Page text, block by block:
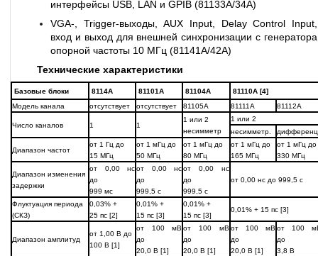
интерфейсы USB, LAN и GPIB (81133А/34А)
VGA-, Trigger-выходы, AUX Input, Delay Control Input,
вход и выход для внешней синхронизации с генератора
опорной частоты 10 МГц (81141А/42А)
Технические характеристики
Базовые блоки 8114A 81101A 81104A
81110A [4]
Модель канала
отсутствует отсутствует 81105A 81111A 81112A
Число каналов 1 1
1 или 2
несимметр
1 или 2
несимметр.
Диапазон частот
от 1 Гц до
15 МГц
от 1 мГц до
50 МГц
от 1 мГц до
80 МГц
от 1 мГц до
165 МГц
от 1 мГц до
330 МГц
Диапазон изменения
задержки
от 0,00 нс
до
999 мс
от 0,00 нс
до
999,5 с
от 0,00 нс
до
999,5 с
от 0,00 нс до 999,5 с
Флуктуация периода
(СКЗ)
0,03% +
25 пс [2]
0,01% +
15 пс [3]
0,01% +
15 пс [3]
0,01% + 15 пс [3]
Диапазон амплитуд
от 1,00 В до
100 В [1]
от 100 мВ
до
20,0 В [1]
от 100 мВ
до
20,0 В [1]
от 100 мВ
до
20,0 В [1]
от 100
до
3,8 В